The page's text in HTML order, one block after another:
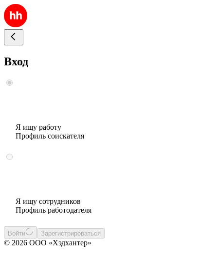
Вход
Я ищу работу
Профиль соискателя
Я ищу сотрудников
Профиль работодателя
Войти Зарегистрироваться
© 2026 ООО «Хэдхантер»